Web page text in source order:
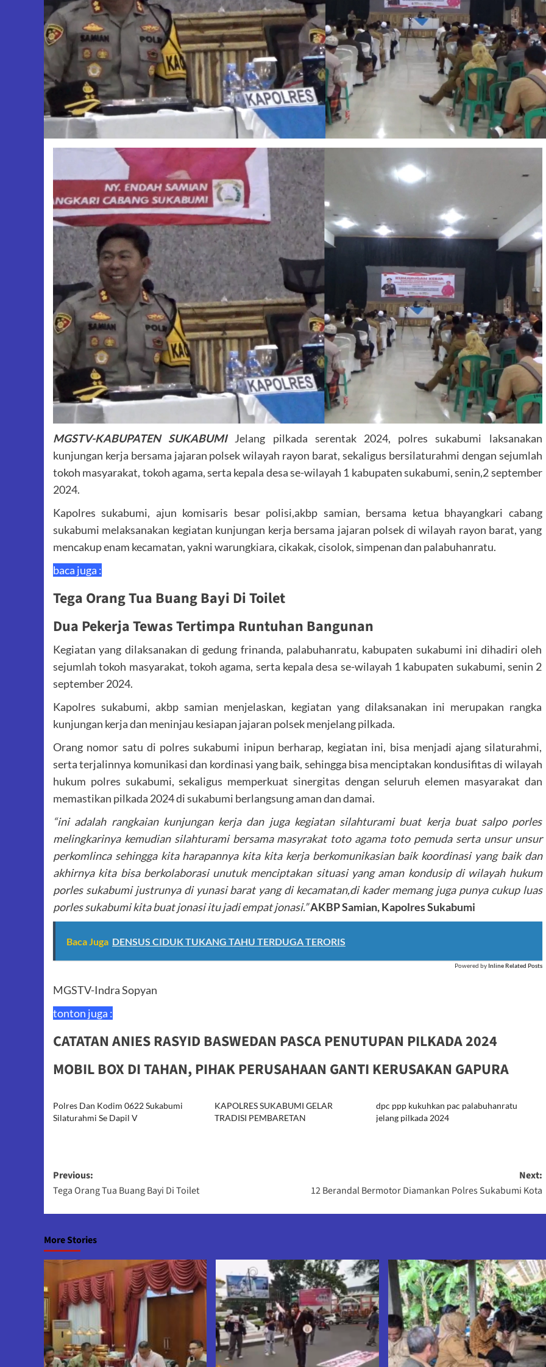
MGSTV-KABUPATEN SUKABUMIJelang pilkada serentak 2024, polres sukabumi laksanakan
kunjungan kerja bersama jajaran polsek wilayah rayon barat, sekaligus bersilaturahmi dengan sejumlah
tokoh masyarakat, tokoh agama, serta kepala desa se-wilayah 1 kabupaten sukabumi, senin,2 september
2024.
Kapolres sukabumi, ajun komisaris besar polisi,akbp samian, bersama ketua bhayangkari cabang
sukabumi melaksanakan kegiatan kunjungan kerja bersama jajaran polsek di wilayah rayon barat, yang
mencakup enam kecamatan, yakni warungkiara, cikakak, cisolok, simpenan dan palabuhanratu.
baca juga :
Tega Orang Tua Buang Bayi Di Toilet
Dua Pekerja Tewas Tertimpa Runtuhan Bangunan
Kegiatan yang dilaksanakan di gedung frinanda, palabuhanratu, kabupaten sukabumi ini dihadiri oleh
sejumlah tokoh masyarakat, tokoh agama, serta kepala desa se-wilayah 1 kabupaten sukabumi, senin 2
september 2024.
Kapolres sukabumi, akbp samian menjelaskan, kegiatan yang dilaksanakan ini merupakan rangka
kunjungan kerja dan meninjau kesiapan jajaran polsek menjelang pilkada.
Orang nomor satu di polres sukabumi inipun berharap, kegiatan ini, bisa menjadi ajang silaturahmi,
serta terjalinnya komunikasi dan kordinasi yang baik, sehingga bisa menciptakan kondusifitas di wilayah
hukum polres sukabumi, sekaligus memperkuat sinergitas dengan seluruh elemen masyarakat dan
memastikan pilkada 2024 di sukabumi berlangsung aman dan damai.
“ini adalah rangkaian kunjungan kerja dan juga kegiatan silahturami buat kerja buat salpo porles
melingkarinya kemudian silahturami bersama masyrakat toto agama toto pemuda serta unsur unsur
perkomlinca sehingga kita harapannya kita kita kerja berkomunikasian baik koordinasi yang baik dan
akhirnya kita bisa berkolaborasi unutuk menciptakan situasi yang aman kondusip di wilayah hukum
porles sukabumi justrunya di yunasi barat yang di kecamatan,di kader memang juga punya cukup luas
porles sukabumi kita buat jonasi itu jadi empat jonasi.”AKBP Samian, Kapolres Sukabumi
Baca Juga DENSUS CIDUK TUKANG TAHU TERDUGA TERORIS
Powered by Inline Related Posts
MGSTV-Indra Sopyan
tonton juga :
CATATAN ANIES RASYID BASWEDAN PASCA PENUTUPAN PILKADA 2024
MOBIL BOX DI TAHAN, PIHAK PERUSAHAAN GANTI KERUSAKAN GAPURA
Polres Dan Kodim 0622 Sukabumi
Silaturahmi Se Dapil V
KAPOLRES SUKABUMI GELAR
TRADISI PEMBARETAN
dpc ppp kukuhkan pac palabuhanratu
jelang pilkada 2024
Post
navigation
Previous:
Tega Orang Tua Buang Bayi Di Toilet
Next:
12 Berandal Bermotor Diamankan Polres Sukabumi Kota
More Stories